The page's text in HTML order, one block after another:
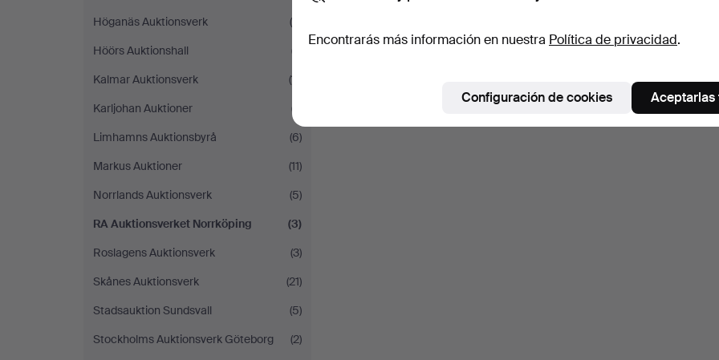
Höganäs Auktionsverk
(6)
Höörs Auktionshall
(7)
Kalmar Auktionsverk
(11)
Karljohan Auktioner
(7)
Limhamns Auktionsbyrå
(6)
Markus Auktioner
(11)
Norrlands Auktionsverk
(5)
RA Auktionsverket Norrköping
(3)
Roslagens Auktionsverk
(3)
Skånes Auktionsverk
(21)
Stadsauktion Sundsvall
(5)
Stockholms Auktionsverk Göteborg
(2)
Encontrarás más información en nuestra Política de privacidad.
Configuración de cookies Aceptarlas